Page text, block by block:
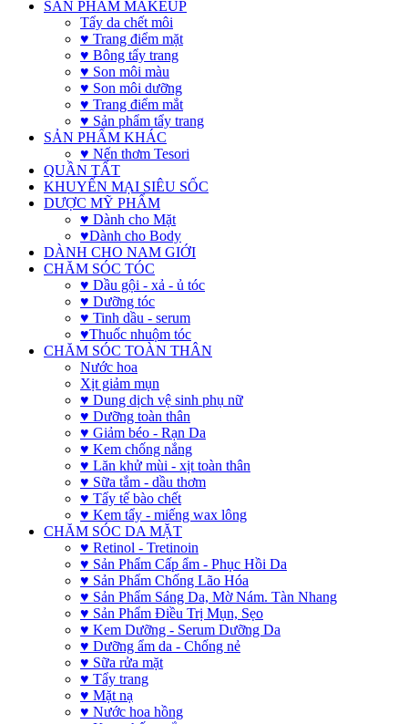
SẢN PHẨM MAKEUP
Tẩy da chết môi
♥ Trang điểm mặt
♥ Bông tẩy trang
♥ Son môi màu
♥ Son môi dưỡng
♥ Trang điểm mắt
♥ Sản phẩm tẩy trang
SẢN PHẨM KHÁC
♥ Nến thơm Tesori
QUẦN TẤT
KHUYẾN MẠI SIÊU SỐC
DƯỢC MỸ PHẨM
♥ Dành cho Mặt
♥Dành cho Body
DÀNH CHO NAM GIỚI
CHĂM SÓC TÓC
♥ Dầu gội - xả - ủ tóc
♥ Dưỡng tóc
♥ Tinh dầu - serum
♥Thuốc nhuộm tóc
CHĂM SÓC TOÀN THÂN
Nước hoa
Xịt giảm mụn
♥ Dung dịch vệ sinh phụ nữ
♥ Dưỡng toàn thân
♥ Giảm béo - Rạn Da
♥ Kem chống nắng
♥ Lăn khử mùi - xịt toàn thân
♥ Sữa tắm - dầu thơm
♥ Tẩy tế bào chết
♥ Kem tẩy - miếng wax lông
CHĂM SÓC DA MẶT
♥ Retinol - Tretinoin
♥ Sản Phẩm Cấp ẩm - Phục Hồi Da
♥ Sản Phẩm Chống Lão Hóa
♥ Sản Phẩm Sáng Da, Mờ Nám. Tàn Nhang
♥ Sản Phẩm Điều Trị Mụn, Sẹo
♥ Kem Dưỡng - Serum Dưỡng Da
♥ Dưỡng ẩm da - Chống nẻ
♥ Sữa rửa mặt
♥ Tẩy trang
♥ Mặt nạ
♥ Nước hoa hồng